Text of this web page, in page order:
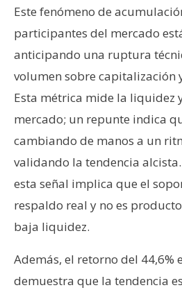
a
d
Este fenómeno de
participantes del mercado
anticipando una ruptura
volumen sobre capitalización
Esta métrica mide la liquidez
mercado; un repunte indica
cambiando de manos a un
validando la tendencia
esta señal implica que el
respaldo real y no es
baja liquidez.
Además, el retorno del 44,6%
demuestra que la tendencia